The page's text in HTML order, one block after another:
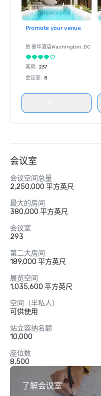
Promote your venue
的 豪华酒店Washington, DC
客房: 237
会议室: 8
会议室
会议空间总量
2,250,000 平方英尺
最大的房间
380,000 平方英尺
会议室
293
第二大房间
189,000 平方英尺
展览空间
1,035,600 平方英尺
空间（半私人）
可供使用
站立容纳名额
10,000
座位数
8,500
了解会议室